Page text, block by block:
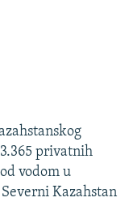
privatnih
vodom u
Kazahstan